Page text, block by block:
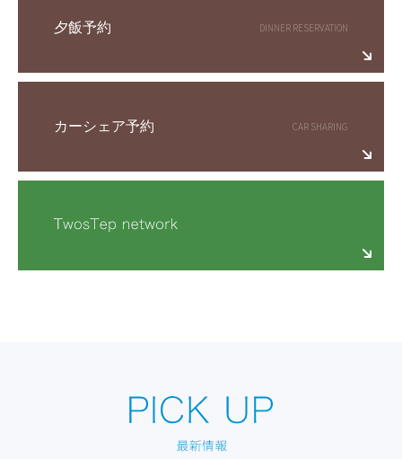
夕飯予約
カーシェア予約